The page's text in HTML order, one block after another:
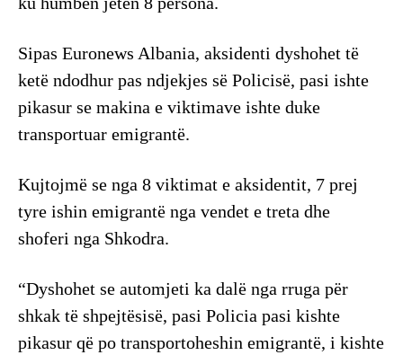
Sipas Euronews Albania, aksidenti dyshohet të
ketë ndodhur pas ndjekjes së Policisë, pasi ishte
pikasur se makina e viktimave ishte duke
transportuar emigrantë.
Kujtojmë se nga 8 viktimat e aksidentit, 7 prej
tyre ishin emigrantë nga vendet e treta dhe
shoferi nga Shkodra.
“Dyshohet se automjeti ka dalë nga rruga për
shkak të shpejtësisë, pasi Policia pasi kishte
pikasur që po transportoheshin emigrantë, i kishte